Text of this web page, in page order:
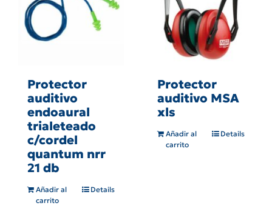
Protector
auditivo
endoaural
trialeteado
c/cordel
quantum nrr
21 db
Añadir al
carrito
Details
Protector
auditivo MSA
xls
Añadir al
carrito
Details